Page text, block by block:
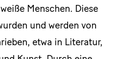
Menschen. Diese
und werden von
etwa in Literatur,